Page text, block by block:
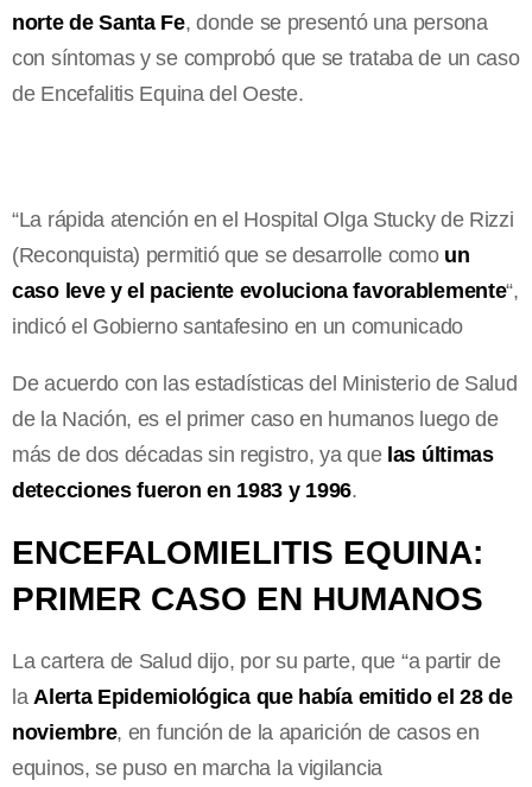
norte de Santa Fe, donde se presentó una persona
con síntomas y se comprobó que se trataba de un caso
de Encefalitis Equina del Oeste.
“La rápida atención en el Hospital Olga Stucky de Rizzi
(Reconquista) permitió que se desarrolle como un
caso leve y el paciente evoluciona favorablemente“,
indicó el Gobierno santafesino en un comunicado
De acuerdo con las estadísticas del Ministerio de Salud
de la Nación, es el primer caso en humanos luego de
más de dos décadas sin registro, ya que las últimas
detecciones fueron en 1983 y 1996.
ENCEFALOMIELITIS EQUINA:
PRIMER CASO EN HUMANOS
La cartera de Salud dijo, por su parte, que “a partir de
la Alerta Epidemiológica que había emitido el 28 de
noviembre, en función de la aparición de casos en
equinos, se puso en marcha la vigilancia